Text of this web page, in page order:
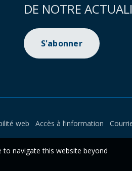
DE NOTRE
S'abonner
web Accès à l’information
navigate this website beyond